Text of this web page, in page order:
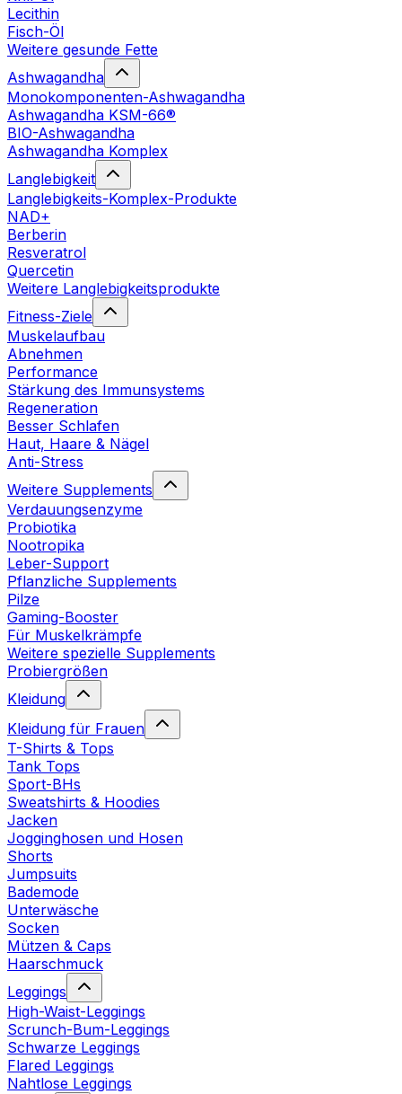
Lecithin
Fisch-Öl
Weitere gesunde Fette
Ashwagandha
Monokomponenten-Ashwagandha
Ashwagandha KSM-66®
BIO-Ashwagandha
Ashwagandha Komplex
Langlebigkeit
Langlebigkeits-Komplex-Produkte
NAD+
Berberin
Resveratrol
Quercetin
Weitere Langlebigkeitsprodukte
Fitness-Ziele
Muskelaufbau
Abnehmen
Performance
Stärkung des Immunsystems
Regeneration
Besser Schlafen
Haut, Haare & Nägel
Anti-Stress
Weitere Supplements
Verdauungsenzyme
Probiotika
Nootropika
Leber-Support
Pflanzliche Supplements
Pilze
Gaming-Booster
Für Muskelkrämpfe
Weitere spezielle Supplements
Probiergrößen
Kleidung
Kleidung für Frauen
T-Shirts & Tops
Tank Tops
Sport-BHs
Sweatshirts & Hoodies
Jacken
Jogginghosen und Hosen
Shorts
Jumpsuits
Bademode
Unterwäsche
Socken
Mützen & Caps
Haarschmuck
Leggings
High-Waist-Leggings
Scrunch-Bum-Leggings
Schwarze Leggings
Flared Leggings
Nahtlose Leggings